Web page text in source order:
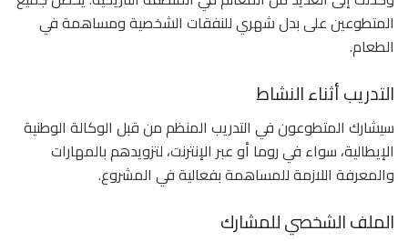
المتطوعين على بدل شهري للنفقات الشخصية ومساهمة في
الطعام.
التدريب أثناء النشاط
سيشارك المتطوعون في التدريب المنظم من قبل الوكالة الوطنية
الإيطالية، سواء في روما أو عبر الإنترنت، لتزويدهم بالمهارات
والمعرفة اللازمة للمساهمة بفعالية في المشروع.
الملف الشخصي للمشارك